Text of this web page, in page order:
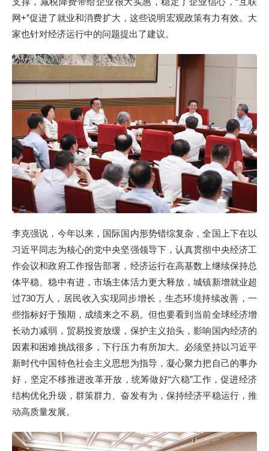
网+”促进了就业和消费扩大，这些说明宏观政策有力有效。大
家也针对经济运行中的问题提出了建议。
李克强说，今年以来，国际国内形势错综复杂，全国上下在以
习近平同志为核心的党中央坚强领导下，认真贯彻中央经济工
作会议和政府工作报告部署，经济运行在高基数上继续保持总
体平稳、稳中有进，市场主体活力更大释放，城镇新增就业超
过730万人，居民收入实现同步增长，生态环境持续改善，一
些指标好于预期，成绩来之不易。但也要看到当前全球经济增
长动力减弱，贸易投资放缓，保护主义抬头，影响国内经济的
因素和困难挑战很多，下行压力有所加大。必须坚持以习近平
新时代中国特色社会主义思想为指导，凝心聚力把自己的事办
好，坚定不移推进改革开放，统筹做好“六稳”工作，促进经济
结构优化升级，群策群力、奋发有为，保持经济平稳运行，推
动高质量发展。